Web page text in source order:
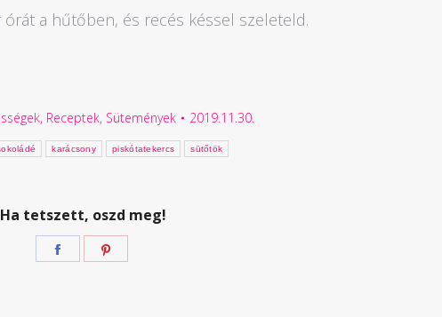
a hűtőben, és recés késsel szeleteld.
, Receptek, Sütemények
2019.11.30.
karácsony piskótatekercs sütőtök
Ha tetszett, oszd meg!
Megosztás